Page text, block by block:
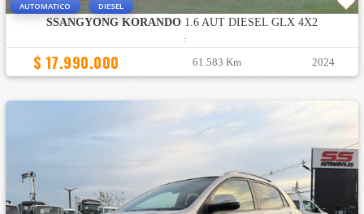
AUTOMATICO DIESEL
SSANGYONG KORANDO1.6 AUT DIESEL GLX 4X2
:
$ 17.990.000 61.583 Km 2024